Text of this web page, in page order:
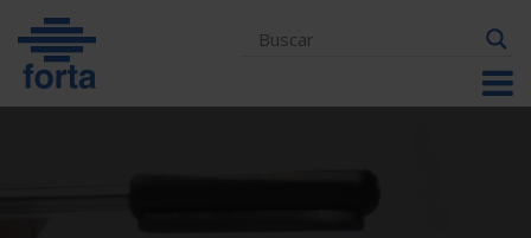
content